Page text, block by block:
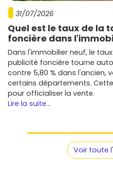
31/07/2026
Quel est le taux de la
foncière dans
Dans l'immobilier neuf, le
publicité foncière tourne
contre 5,80 % dans l'ancien,
certains départements.
pour officialiser la vente.
Lire la suite...
Voir toute